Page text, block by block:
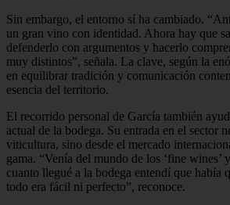
Sin embargo, el entorno sí ha cambiado.
un gran vino con identidad. Ahora hay que
defenderlo con argumentos y hacerlo
muy distintos”, señala. La clave, según la
en equilibrar tradición y comunicación
esencia del territorio.
El recorrido personal de García también
actual de la bodega. Su entrada en el sector
viticultura, sino desde el mercado
gama. “Venía del mundo de los ‘fine wines’
cuanto llegué a la bodega entendí que había
todo era fácil ni perfecto”, reconoce.